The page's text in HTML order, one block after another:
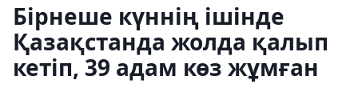
Бірнеше күннің ішінде
Қазақстанда жолда қалып
кетіп, 39 адам көз жұмған